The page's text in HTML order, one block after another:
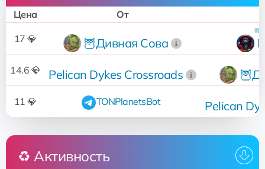
Цена От
17 💎 🦉Дивная Сова
14.6 💎 Pelican Dykes Crossroads
11 💎 TONPlanetsBot Pelican
♻️ Активность